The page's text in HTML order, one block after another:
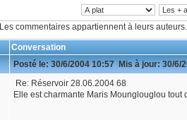
Les commentaires appartiennent à leurs
Conversation
Posté le: 30/6/2004 10:57 Mis à jour: 30/6/
Re: Réservoir 28.06.2004 68
Elle est charmante Maris Mounglouglou tout